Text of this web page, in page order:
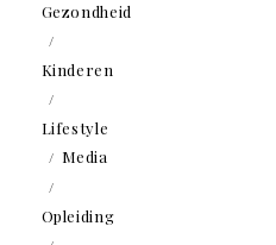
Gezondheid
Kinderen
Lifestyle
Media
Opleiding